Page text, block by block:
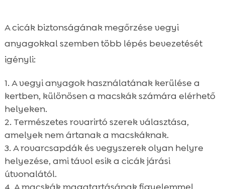
A cicák biztonságának megőrzése vegyi
anyagokkal szemben több lépés bevezetését
igényli:
A vegyi anyagok használatának kerülése a
kertben, különösen a macskák számára elérhető
helyeken.
Természetes rovarirtó szerek választása,
amelyek nem ártanak a macskáknak.
A rovarcsapdák és vegyszerek olyan helyre
helyezése, ami távol esik a cicák járási
útvonalától.